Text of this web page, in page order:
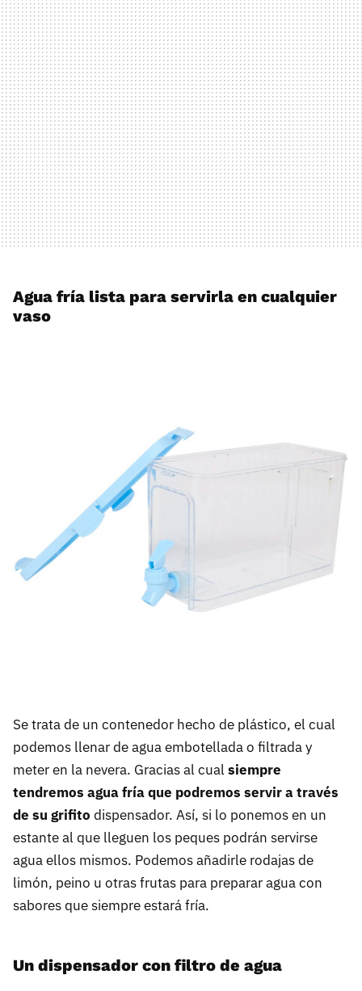
Agua fría lista para servirla en cualquier
vaso
Se trata de un contenedor hecho de plástico, el cual
podemos llenar de agua embotellada o filtrada y
meter en la nevera. Gracias al cual siempre
tendremos agua fría que podremos servir a través
de su grifito dispensador. Así, si lo ponemos en un
estante al que lleguen los peques podrán servirse
agua ellos mismos. Podemos añadirle rodajas de
limón, peino u otras frutas para preparar agua con
sabores que siempre estará fría.
Un dispensador con filtro de agua